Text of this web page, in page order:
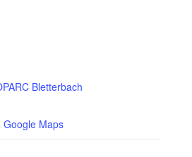
Bletterbach
Google Maps